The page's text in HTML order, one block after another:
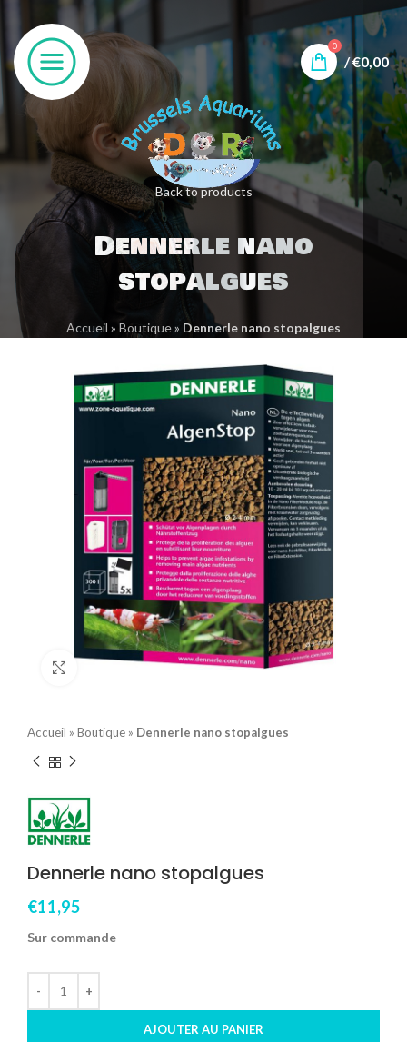
0
/€0,00
Back to products
Dennerle nano
stopalgues
Accueil » Boutique» Dennerle nano stopalgues
Click to enlarge
Accueil » Boutique » Dennerle nano stopalgues
Dennerle nano stopalgues
€11,95
Sur commande
AJOUTER AU PANIER